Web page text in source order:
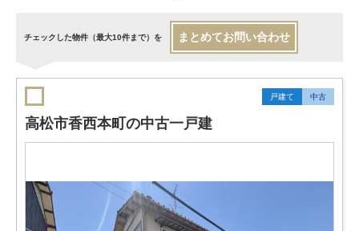
チェックした物件（最大10件まで）を まとめてお問い合わせ
戸建て 中古
高松市香西本町の中古一戸建